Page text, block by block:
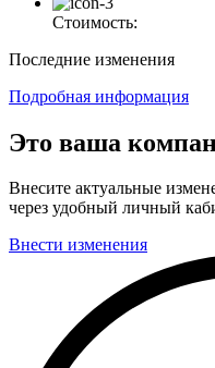
Стоимость:
Последние изменения
Подробная информация
Это ваша
Внесите актуальные
через удобный личный
Внести изменения